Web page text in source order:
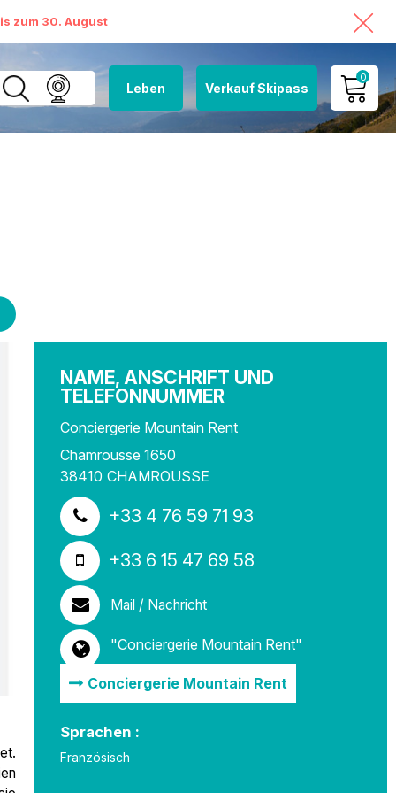
zum 30. August
Leben Verkauf Skipass
0
MEIN KONTO
NAME, ANSCHRIFT UND
TELEFONNUMMER
Conciergerie Mountain Rent
Chamrousse 1650
38410 CHAMROUSSE
+33 4 76 59 71 93
+33 6 15 47 69 58
Mail / Nachricht
"Conciergerie Mountain Rent"
Conciergerie Mountain Rent
Sprachen :
Französisch